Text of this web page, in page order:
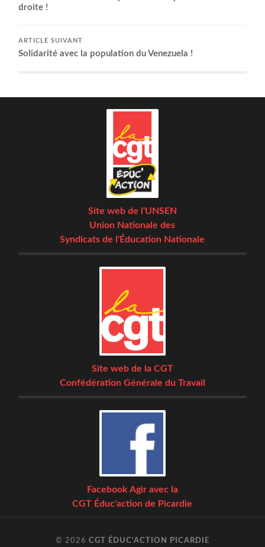
droite !
ARTICLE SUIVANT
Soli­da­ri­té avec la popu­la­tion du Venezuela !
Site web de l'UNSEN
Union Nationale des
Syndicats de l'Éducation Nationale
Site web de la CGT
Confédération Générale du Travail
Facebook Agir avec la
CGT Éduc'action de Picardie
© 2026 CGT ÉDUC'ACTION PICARDIE